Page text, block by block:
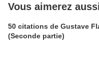
Vous aimerez
50 citations de Gustave
(Seconde partie)